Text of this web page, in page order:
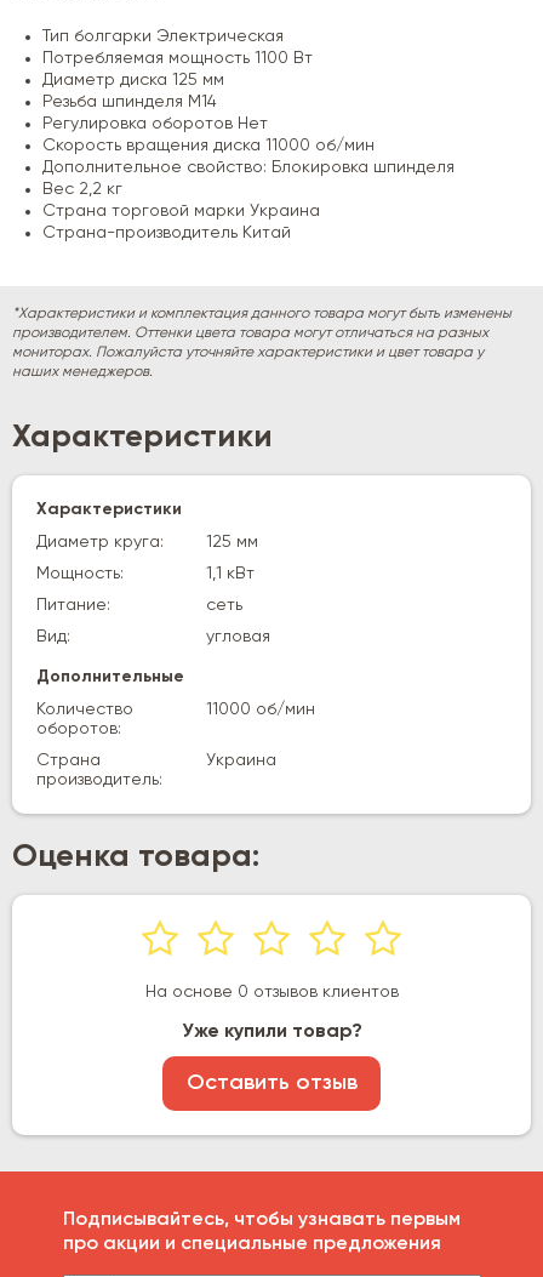
Тип болгарки Электрическая
Потребляемая мощность 1100 Вт
Диаметр диска 125 мм
Резьба шпинделя M14
Регулировка оборотов Нет
Скорость вращения диска 11000 об/мин
Дополнительное свойство: Блокировка шпинделя
Вес 2,2 кг
Страна торговой марки Украина
Страна-производитель Китай
*Характеристики и комплектация данного товара могут быть изменены
производителем. Оттенки цвета товара могут отличаться на разных
мониторах. Пожалуйста уточняйте характеристики и цвет товара у
наших менеджеров.
Характеристики
Характеристики
Диаметр круга:
125 мм
Мощность:
1,1 кВт
Питание:
сеть
Вид:
угловая
Дополнительные
Количество
оборотов:
11000 об/мин
Страна
производитель:
Украина
Оценка товара:
На основе 0 отзывов клиентов
Уже купили товар?
Оставить отзыв
Подписывайтесь, чтобы узнавать первым
про акции и специальные предложения